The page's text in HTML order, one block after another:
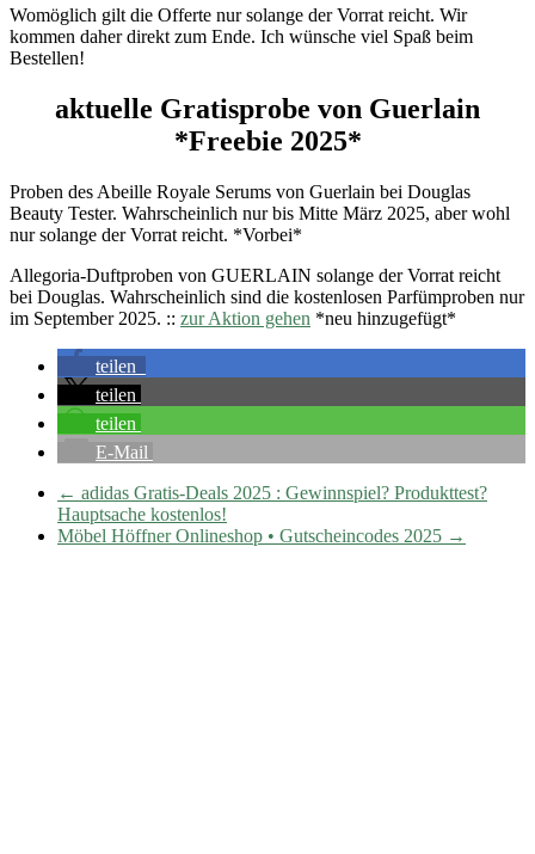
Womöglich gilt die Offerte nur solange der Vorrat reicht. Wir
kommen daher direkt zum Ende. Ich wünsche viel Spaß beim
Bestellen!
aktuelle Gratisprobe von Guerlain
*Freebie 2025*
Proben des Abeille Royale Serums von Guerlain bei Douglas
Beauty Tester. Wahrscheinlich nur bis Mitte März 2025, aber wohl
nur solange der Vorrat reicht. *Vorbei*
Allegoria-Duftproben von GUERLAIN solange der Vorrat reicht
bei Douglas. Wahrscheinlich sind die kostenlosen Parfümproben nur
im September 2025. :: zur Aktion gehen *neu hinzugefügt*
teilen
teilen
teilen
E-Mail
← adidas Gratis-Deals 2025 : Gewinnspiel? Produkttest?
Hauptsache kostenlos!
Möbel Höffner Onlineshop • Gutscheincodes 2025 →